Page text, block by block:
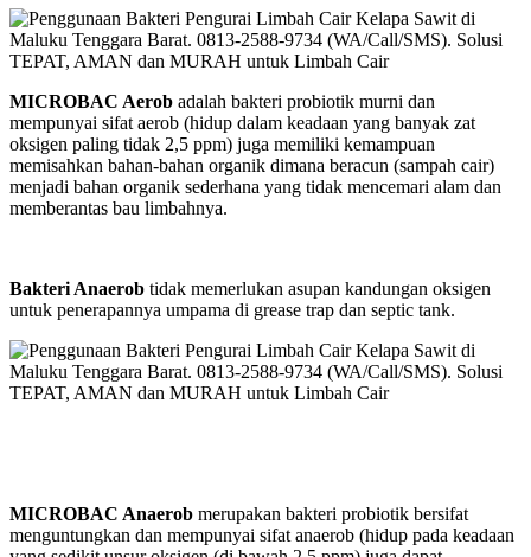
MICROBAC Aerob adalah bakteri probiotik murni dan
mempunyai sifat aerob (hidup dalam keadaan yang banyak zat
oksigen paling tidak 2,5 ppm) juga memiliki kemampuan
memisahkan bahan-bahan organik dimana beracun (sampah cair)
menjadi bahan organik sederhana yang tidak mencemari alam dan
memberantas bau limbahnya.
Bakteri Anaerob tidak memerlukan asupan kandungan oksigen
untuk penerapannya umpama di grease trap dan septic tank.
MICROBAC Anaerob merupakan bakteri probiotik bersifat
menguntungkan dan mempunyai sifat anaerob (hidup pada keadaan